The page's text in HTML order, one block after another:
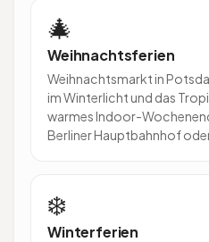
🎄
Weihnachtsferien
Weihnachtsmarkt in
im Winterlicht und das
warmes Indoor-
Berliner Hauptbahnhof
❄️
Winterferien